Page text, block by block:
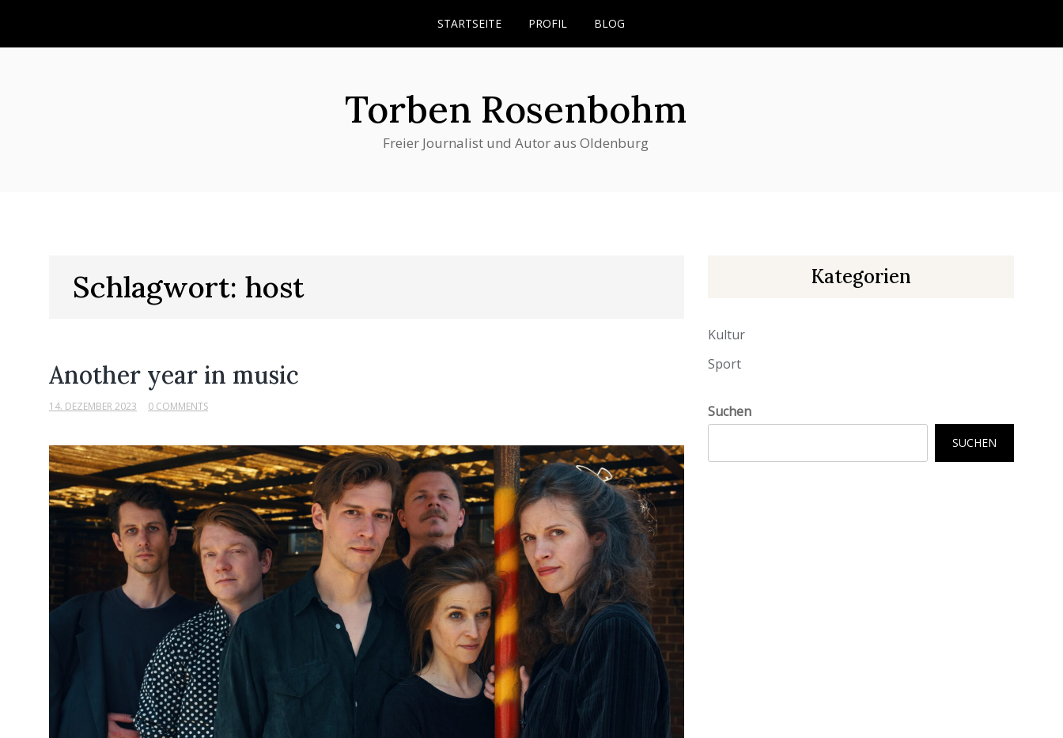
STARTSEITE PROFIL BLOG
Torben Rosenbohm
Freier Journalist und Autor aus Oldenburg
Schlagwort: host
Another year in music
14. DEZEMBER 2023 0 COMMENTS
Kategorien
Kultur
Sport
Suchen
SUCHEN